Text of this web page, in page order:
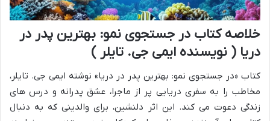
خلاصه کتاب در جستجوی نمو: بهترین پدر در
دریا ( نویسنده ایمی جی. تایلر )
کتاب «در جستجوی نمو: بهترین پدر در دریا» نوشته ایمی جی. تایلر،
مخاطب را به سفری دریایی پر از ماجرا، عشق پدرانه و درس های
زندگی دعوت می کند. این اثر دلنشین، برای والدینی که به دنبال